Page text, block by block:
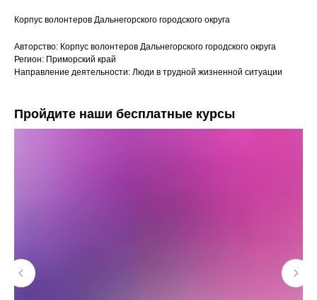
Корпус волонтеров Дальнегорского городского округа
Авторство: Корпус волонтеров Дальнегорского городского округа
Регион: Приморский край
Направление деятельности: Люди в трудной жизненной ситуации
Пройдите наши бесплатные курсы